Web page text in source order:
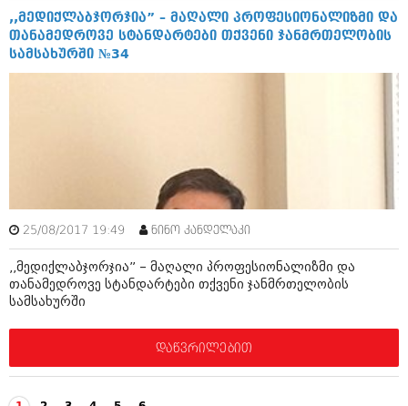
,,მედიქლაბჯორჯია” – მაღალი პროფესიონალიზმი და
თანამედროვე სტანდარტები თქვენი ჯანმრთელობის
სამსახურში №34
25/08/2017 19:49 ნინო კანდელაკი
,,მედიქლაბჯორჯია” – მაღალი პროფესიონალიზმი და
თანამედროვე სტანდარტები თქვენი ჯანმრთელობის
სამსახურში
დაწვრილებით